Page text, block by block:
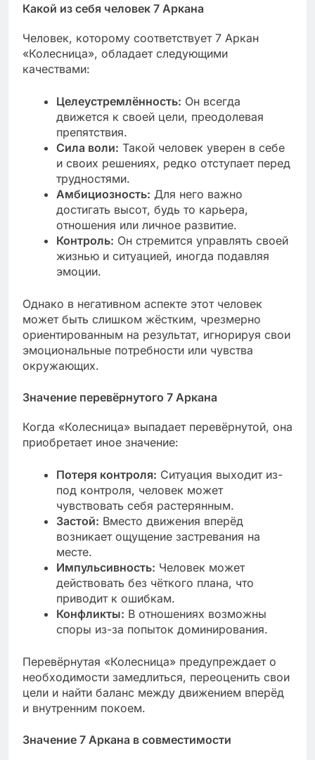
Какой из себя человек 7 Аркана
Человек, которому соответствует 7 Аркан
«Колесница», обладает следующими
качествами:
Целеустремлённость: Он всегда
движется к своей цели, преодолевая
препятствия.
Сила воли: Такой человек уверен в себе
и своих решениях, редко отступает перед
трудностями.
Амбициозность: Для него важно
достигать высот, будь то карьера,
отношения или личное развитие.
Контроль: Он стремится управлять своей
жизнью и ситуацией, иногда подавляя
эмоции.
Однако в негативном аспекте этот человек
может быть слишком жёстким, чрезмерно
ориентированным на результат, игнорируя свои
эмоциональные потребности или чувства
окружающих.
Значение перевёрнутого 7 Аркана
Когда «Колесница» выпадает перевёрнутой, она
приобретает иное значение:
Потеря контроля: Ситуация выходит из-
под контроля, человек может
чувствовать себя растерянным.
Застой: Вместо движения вперёд
возникает ощущение застревания на
месте.
Импульсивность: Человек может
действовать без чёткого плана, что
приводит к ошибкам.
Конфликты: В отношениях возможны
споры из-за попыток доминирования.
Перевёрнутая «Колесница» предупреждает о
необходимости замедлиться, переоценить свои
цели и найти баланс между движением вперёд
и внутренним покоем.
Значение 7 Аркана в совместимости